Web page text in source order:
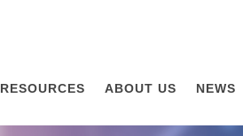
RESOURCES ABOUT US NEWS